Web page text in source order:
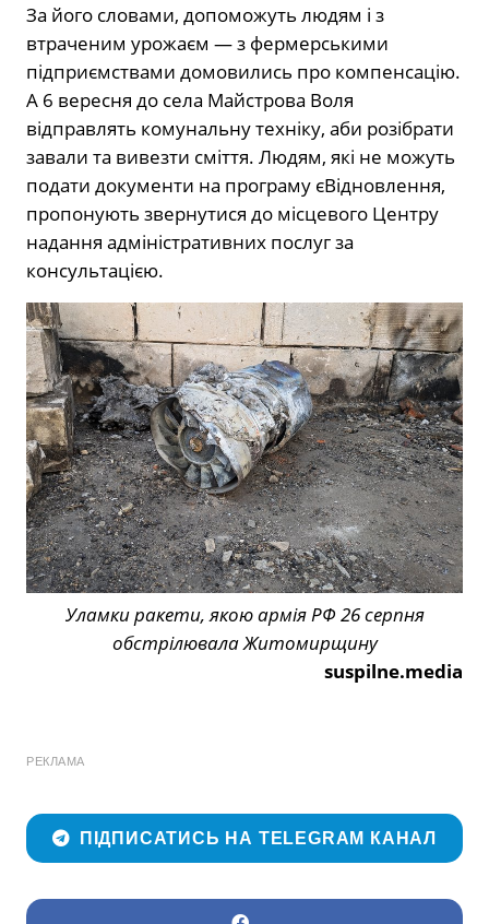
За його словами, допоможуть людям і з
втраченим урожаєм — з фермерськими
підприємствами домовились про компенсацію.
А 6 вересня до села Майстрова Воля
відправлять комунальну техніку, аби розібрати
завали та вивезти сміття. Людям, які не можуть
подати документи на програму єВідновлення,
пропонують звернутися до місцевого Центру
надання адміністративних послуг за
консультацією.
Уламки ракети, якою армія РФ 26 серпня
обстрілювала Житомирщину
suspilne.media
РЕКЛАМА
ПІДПИСАТИСЬ НА TELEGRAM КАНАЛ